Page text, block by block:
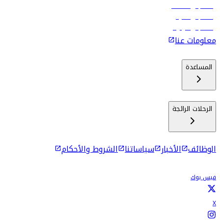
رحلات إلى مسقط
رحلات إلى ماليه
رحلات إلى كولومبو
معلومات عنا
المساعدة
الرحلات الرائجة
الوظائف الأخبار سياساتنا الشروط والأحكام
فيس بوك
X